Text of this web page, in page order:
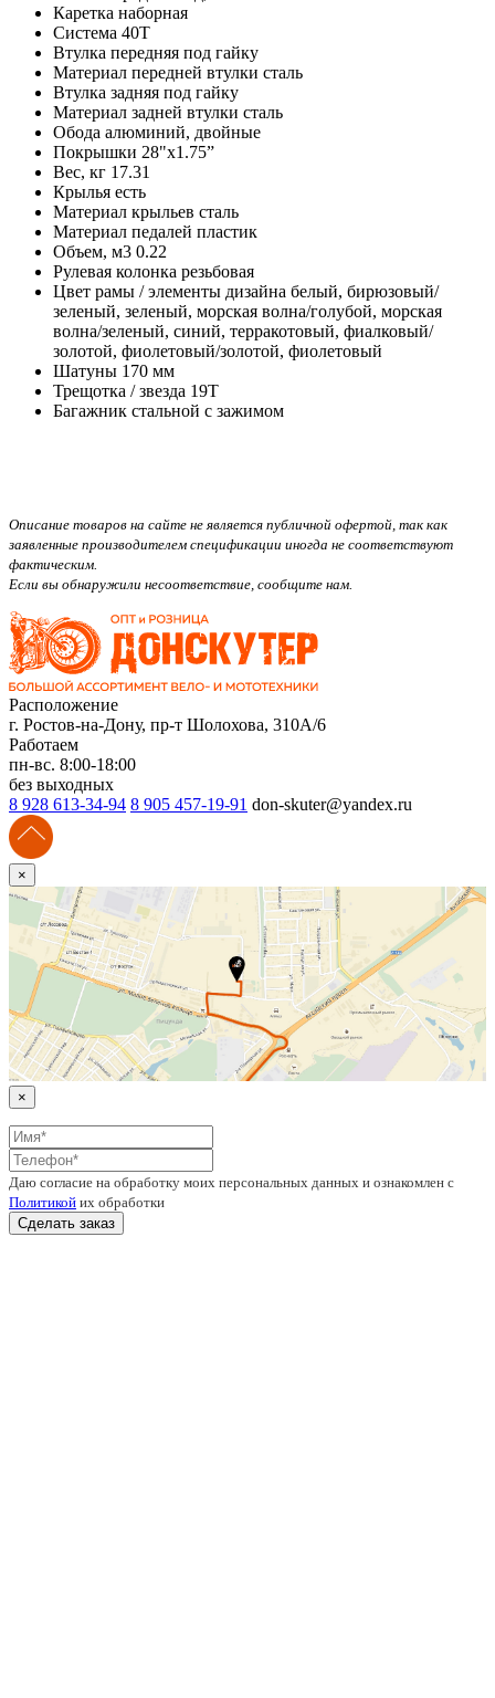
Каретка наборная
Система 40Т
Втулка передняя под гайку
Материал передней втулки сталь
Втулка задняя под гайку
Материал задней втулки сталь
Обода алюминий, двойные
Покрышки 28"x1.75”
Вес, кг 17.31
Крылья есть
Материал крыльев сталь
Материал педалей пластик
Объем, м3 0.22
Рулевая колонка резьбовая
Цвет рамы / элементы дизайна белый, бирюзовый/
зеленый, зеленый, морская волна/голубой, морская
волна/зеленый, синий, терракотовый, фиалковый/
золотой, фиолетовый/золотой, фиолетовый
Шатуны 170 мм
Трещотка / звезда 19Т
Багажник стальной с зажимом
Описание товаров на сайте не является публичной офертой, так как
заявленные производителем спецификации иногда не соответствуют
фактическим.
Если вы обнаружили несоответствие, сообщите нам.
Расположение
г. Ростов-на-Дону, пр-т Шолохова, 310А/6
Работаем
пн-вс. 8:00-18:00
без выходных
8 928 613-34-94 8 905 457-19-91 don-skuter@yandex.ru
×
×
Даю согласие на обработку моих персональных данных и ознакомлен с
Политикой их обработки
Сделать заказ